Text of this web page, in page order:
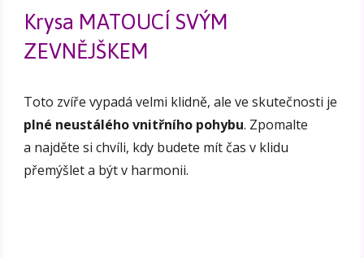
Krysa MATOUCÍ SVÝM
ZEVNĚJŠKEM
Toto zvíře vypadá velmi klidně, ale ve skutečnosti je
plné neustálého vnitřního pohybu. Zpomalte
a najděte si chvíli, kdy budete mít čas v klidu
přemýšlet a být v harmonii.